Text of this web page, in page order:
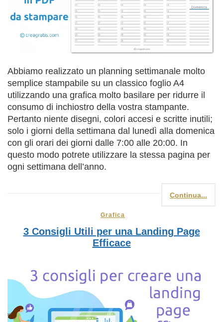
Abbiamo realizzato un planning settimanale molto
semplice stampabile su un classico foglio A4
utilizzando una grafica molto basilare per ridurre il
consumo di inchiostro della vostra stampante.
Pertanto niente disegni, colori accesi e scritte inutili;
solo i giorni della settimana dal lunedì alla domenica
con gli orari dei giorni dalle 7:00 alle 20:00. In
questo modo potrete utilizzare la stessa pagina per
ogni settimana dell’anno.
Continua...
Grafica
3 Consigli Utili per una Landing Page
Efficace